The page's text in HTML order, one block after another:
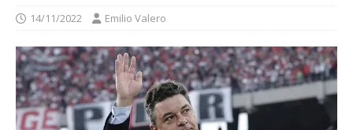
14/11/2022 Emilio Valero